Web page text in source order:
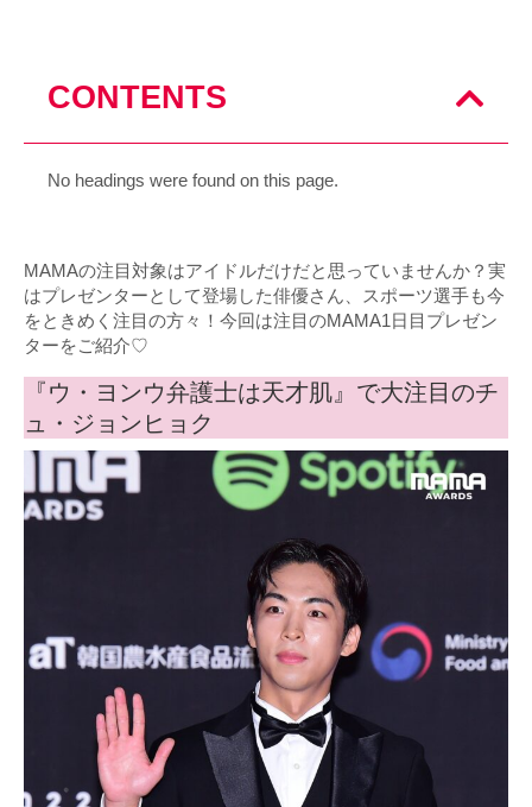
CONTENTS
No headings were found on this page.
MAMAの注目対象はアイドルだけだと思っていませんか？実
はプレゼンターとして登場した俳優さん、スポーツ選手も今
をときめく注目の方々！今回は注目のMAMA1日目プレゼン
ターをご紹介♡
『ウ・ヨンウ弁護士は天才肌』で大注目のチ
ュ・ジョンヒョク